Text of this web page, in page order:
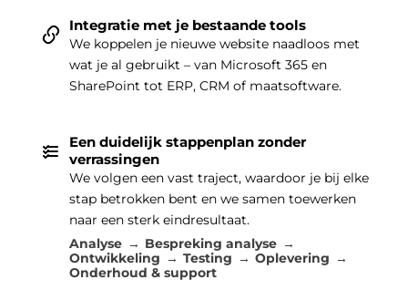
Integratie met je bestaande tools
We koppelen je nieuwe website naadloos met
wat je al gebruikt – van Microsoft 365 en
SharePoint tot ERP, CRM of maatsoftware.
Een duidelijk stappenplan zonder
verrassingen
We volgen een vast traject, waardoor je bij elke
stap betrokken bent en we samen toewerken
naar een sterk eindresultaat.
Analyse
Bespreking analyse
Ontwikkeling
Testing
Oplevering
Onderhoud & support